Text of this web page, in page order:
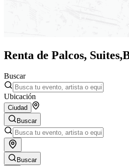
Renta de Palcos, Suites,
Buscar
Ubicación
Ciudad
Buscar
Buscar